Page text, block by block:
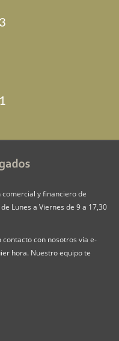
y financiero de
Lunes a Viernes de 9 a 17,30
con nosotros vía e-
hora. Nuestro equipo te